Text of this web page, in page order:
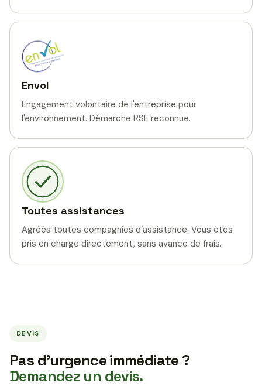
Envol
Engagement volontaire de l'entreprise pour
l'environnement. Démarche RSE reconnue.
Toutes assistances
Agréés toutes compagnies d’assistance. Vous êtes
pris en charge directement, sans avance de frais.
DEVIS
Pas d’urgence immédiate ?
Demandez un devis.